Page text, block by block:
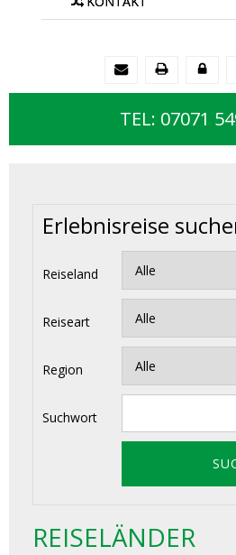
TEL: 07071
Erlebnisreise
Reiseland
Reiseart
Region
Suchwort
REISELÄNDER